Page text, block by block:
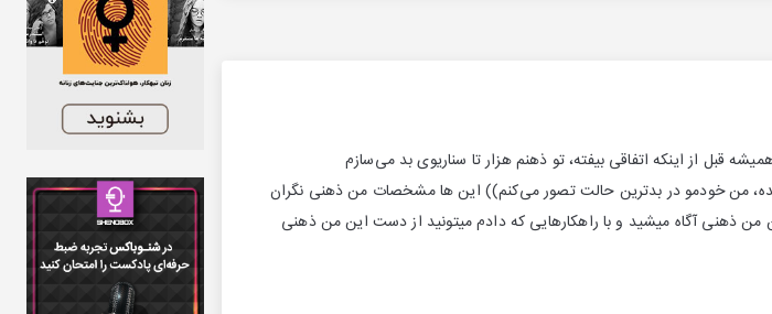
از اینکه اتفاقی بیفته، تو ذهنم هزار تا سناریوی بد می‌سازم
من خودمو در بدترین حالت تصور می‌کنم)) این ها مشخصات من ذهنی نگران
ذهنی آگاه میشید و با راهکارهایی که دادم میتونید از دست این من ذهنی